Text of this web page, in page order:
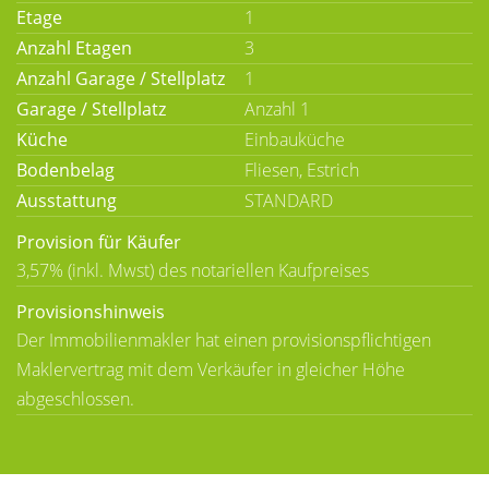
Etage
1
Anzahl Etagen
3
Anzahl Garage / Stellplatz
1
Garage / Stellplatz
Anzahl 1
Küche
Einbauküche
Bodenbelag
Fliesen, Estrich
Ausstattung
STANDARD
Provision für Käufer
3,57% (inkl. Mwst) des notariellen Kaufpreises
Provisionshinweis
Der Immobilienmakler hat einen provisionspflichtigen
Maklervertrag mit dem Verkäufer in gleicher Höhe
abgeschlossen.